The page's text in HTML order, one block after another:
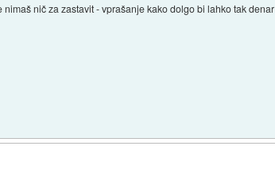
nič za zastavit - vprašanje kako dolgo bi lahko tak denar